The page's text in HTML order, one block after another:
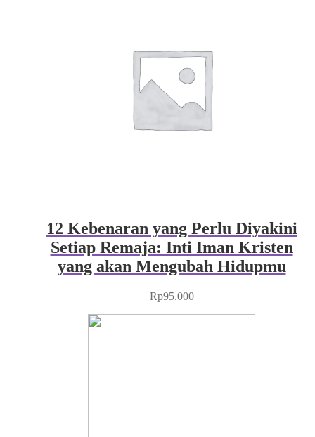
12 Kebenaran yang Perlu Diyakini
Setiap Remaja: Inti Iman Kristen
yang akan Mengubah Hidupmu
Rp95.000